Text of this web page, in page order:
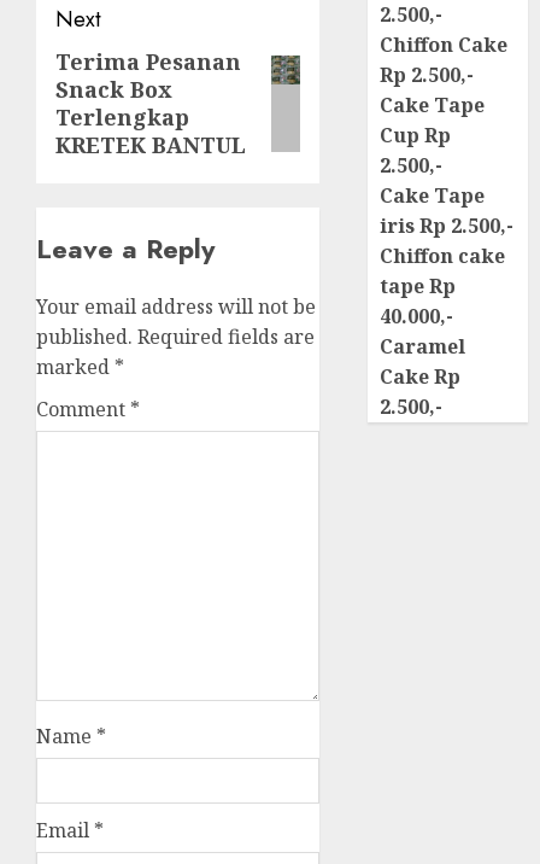
Next
Next
post:
Terima Pesanan
Snack Box
Terlengkap
KRETEK BANTUL
Leave a Reply
Your email address will not be
published. Required fields are
marked *
Comment *
Name *
Email *
2.500,-
Chiffon Cake
Rp 2.500,-
Cake Tape
Cup Rp
2.500,-
Cake Tape
iris Rp 2.500,-
Chiffon cake
tape Rp
40.000,-
Caramel
Cake Rp
2.500,-